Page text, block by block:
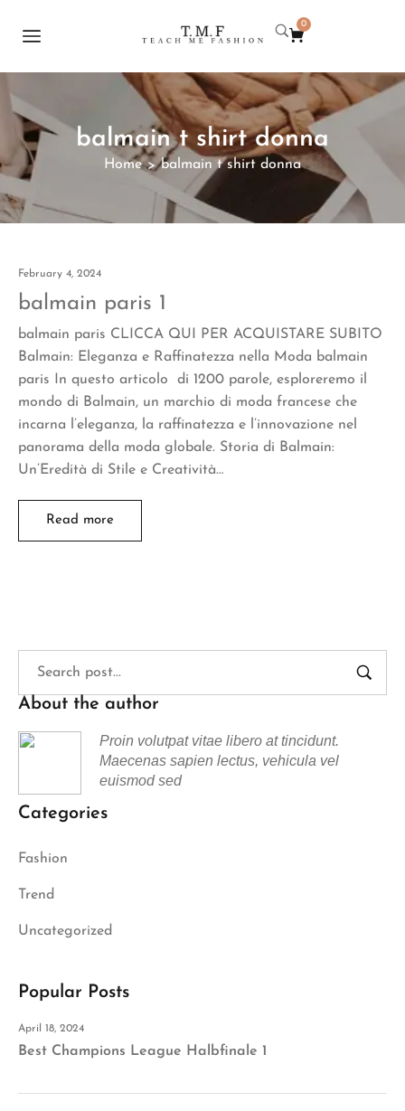
0
balmain t shirt donna
Home > balmain t shirt donna
February 4, 2024
balmain paris 1
balmain paris CLICCA QUI PER ACQUISTARE SUBITO
Balmain: Eleganza e Raffinatezza nella Moda balmain
paris In questo articolo di 1200 parole, esploreremo il
mondo di Balmain, un marchio di moda francese che
incarna l’eleganza, la raffinatezza e l’innovazione nel
panorama della moda globale. Storia di Balmain:
Un’Eredità di Stile e Creatività…
Read more
About the author
Proin volutpat vitae libero at tincidunt.
Maecenas sapien lectus, vehicula vel
euismod sed
Categories
Fashion
Trend
Uncategorized
Popular Posts
April 18, 2024
Best Champions League Halbfinale 1